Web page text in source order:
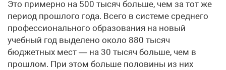
Это примерно на 500 тысяч больше, чем за тот же
период прошлого года. Всего в системе среднего
профессионального образования на новый
учебный год выделено около 880 тысяч
бюджетных мест — на 30 тысяч больше, чем в
прошлом. При этом больше половины из них